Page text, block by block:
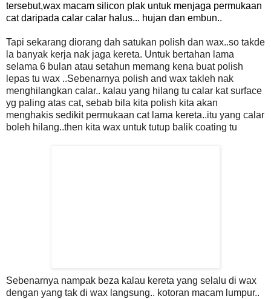
tersebut,wax macam silicon plak untuk menjaga permukaan
cat daripada calar calar halus... hujan dan embun..
Tapi sekarang diorang dah satukan polish dan wax..so takde
la banyak kerja nak jaga kereta. Untuk bertahan lama
selama 6 bulan atau setahun memang kena buat polish
lepas tu wax ..Sebenarnya polish and wax takleh nak
menghilangkan calar.. kalau yang hilang tu calar kat surface
yg paling atas cat, sebab bila kita polish kita akan
menghakis sedikit permukaan cat lama kereta..itu yang calar
boleh hilang..then kita wax untuk tutup balik coating tu
Sebenarnya nampak beza kalau kereta yang selalu di wax
dengan yang tak di wax langsung.. kotoran macam lumpur..